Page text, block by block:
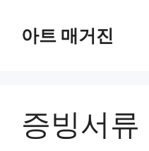
아트 매거진
증빙서류